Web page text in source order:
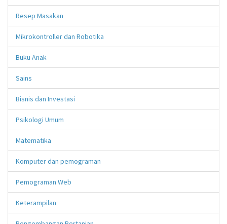
Resep Masakan
Mikrokontroller dan Robotika
Buku Anak
Sains
Bisnis dan Investasi
Psikologi Umum
Matematika
Komputer dan pemograman
Pemograman Web
Keterampilan